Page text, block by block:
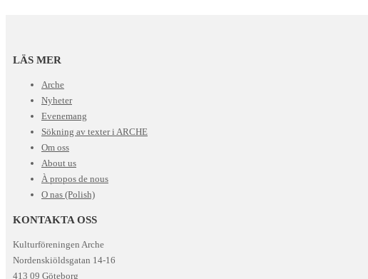
LÄS MER
Arche
Nyheter
Evenemang
Sökning av texter i ARCHE
Om oss
About us
À propos de nous
O nas (Polish)
KONTAKTA OSS
Kulturföreningen Arche
Nordenskiöldsgatan 14-16
413 09 Göteborg